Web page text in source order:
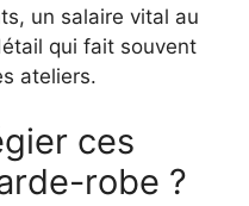
un salaire vital au
qui fait souvent
ateliers.
ces
robe ?